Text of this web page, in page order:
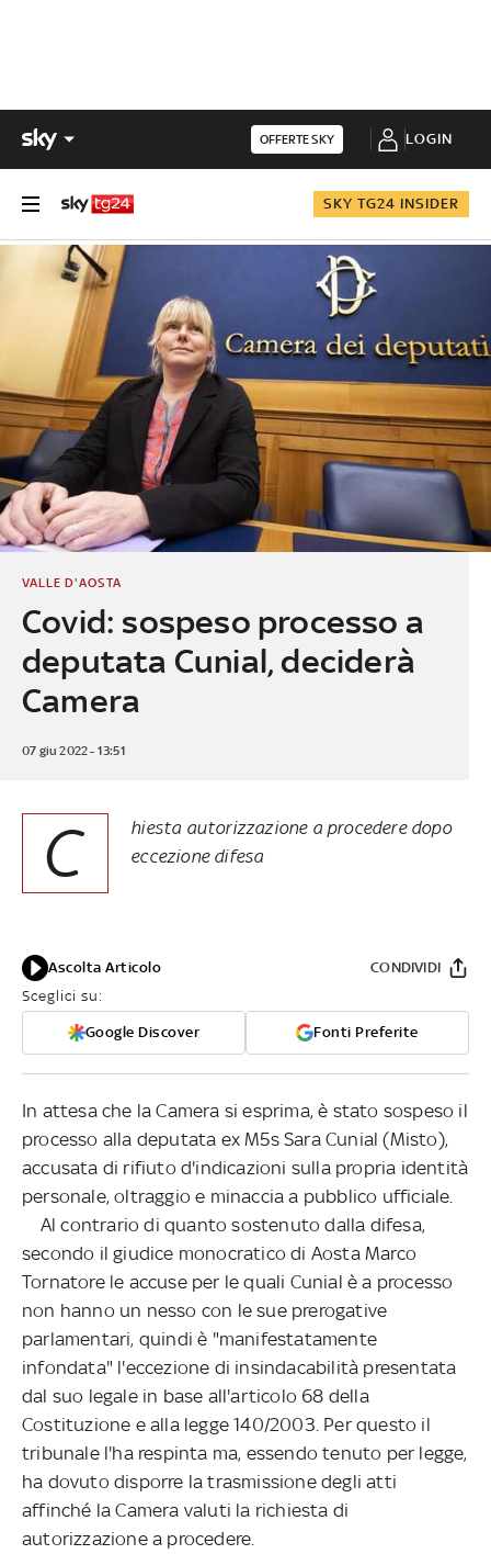
OFFERTE SKY LOGIN
SKY TG24 INSIDER
Covid: sospeso processo a
deputata Cunial, deciderà
Camera
VALLE D'AOSTA
07 giu 2022 - 13:51
C
hiesta autorizzazione a procedere dopo
eccezione difesa
Ascolta Articolo
Sceglici su:
Google Discover Fonti Preferite
CONDIVIDI
In attesa che la Camera si esprima, è stato sospeso il
processo alla deputata ex M5s Sara Cunial (Misto),
accusata di rifiuto d'indicazioni sulla propria identità
personale, oltraggio e minaccia a pubblico ufficiale.
Al contrario di quanto sostenuto dalla difesa,
secondo il giudice monocratico di Aosta Marco
Tornatore le accuse per le quali Cunial è a processo
non hanno un nesso con le sue prerogative
parlamentari, quindi è "manifestatamente
infondata" l'eccezione di insindacabilità presentata
dal suo legale in base all'articolo 68 della
Costituzione e alla legge 140/2003. Per questo il
tribunale l'ha respinta ma, essendo tenuto per legge,
ha dovuto disporre la trasmissione degli atti
affinché la Camera valuti la richiesta di
autorizzazione a procedere.